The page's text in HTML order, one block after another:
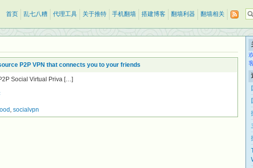
首页 乱七八糟 代理工具 关于推特 手机翻墙 搭建博客 翻墙利器 翻墙相关
P2P VPN that connects you to your friends
Social Virtual Priva […]
, socialvpn